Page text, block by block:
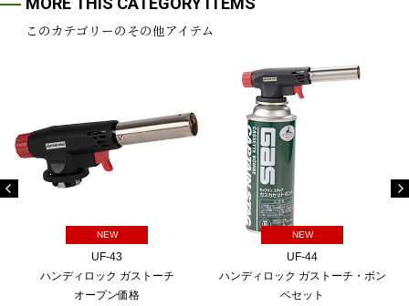
このカテゴリーのその他アイテム
NEW
UF-43
ハンディロック ガストーチ
オープン価格
NEW
UF-44
ハンディロック ガストーチ・ボン
ベセット